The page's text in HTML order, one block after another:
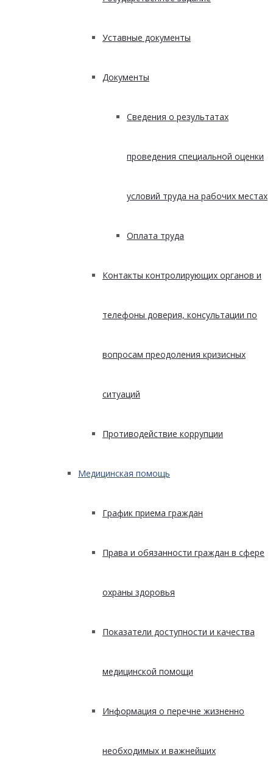
Уставные документы
Документы
Сведения о результатах
проведения специальной оценки
условий труда на рабочих местах
Оплата труда
Контакты контролирующих органов и
телефоны доверия, консультации по
вопросам преодоления кризисных
ситуаций
Противодействие коррупции
Медицинская помощь
График приема граждан
Права и обязанности граждан в сфере
охраны здоровья
Показатели доступности и качества
медицинской помощи
Информация о перечне жизненно
необходимых и важнейших